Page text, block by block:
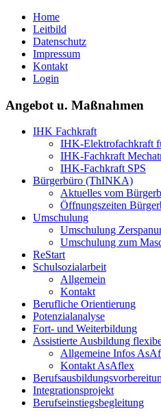
Home
Leitbild
Datenschutz
Impressum
Kontakt
Login
Angebot u. Maßnahmen
IHK Fachkraft
IHK-Elektrofachkraft
IHK-Fachkraft
IHK-Fachkraft SPS
Bürgerbüro (ThINKA)
Aktuelles vom
Öffnungszeiten
Umschulung
Umschulung
Umschulung zum
ReStart
Schulsozialarbeit
Allgemein
Kontakt
Berufliche Orientierung
Potenzialanalyse
Fort- und Weiterbildung
Assistierte Ausbildung
Allgemeine Infos
Kontakt AsAflex
Integrationsprojekt
Berufseinstiegsbegleitung